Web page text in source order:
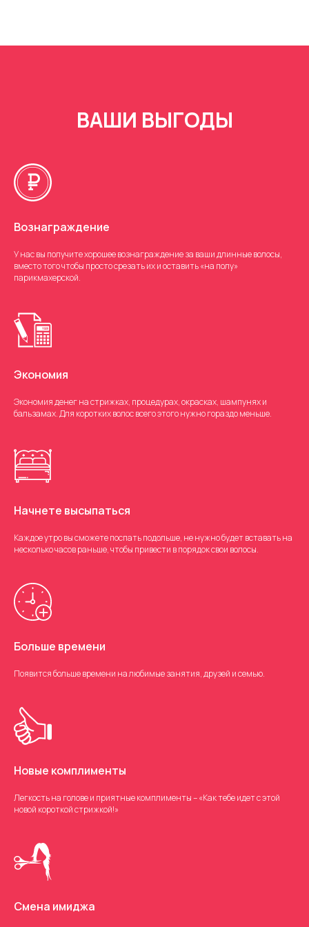
ВАШИ ВЫГОДЫ
Вознаграждение
У нас вы получите хорошее вознаграждение за ваши длинные волосы,
вместо того чтобы просто срезать их и оставить «на полу»
парикмахерской.
Экономия
Экономия денег на стрижках, процедурах, окрасках, шампунях и
бальзамах. Для коротких волос всего этого нужно гораздо меньше.
Начнете высыпаться
Каждое утро вы сможете поспать подольше, не нужно будет вставать на
несколько часов раньше, чтобы привести в порядок свои волосы.
Больше времени
Появится больше времени на любимые занятия, друзей и семью.
Новые комплименты
Легкость на голове и приятные комплименты – «Как тебе идет с этой
новой короткой стрижкой!»
Смена имиджа